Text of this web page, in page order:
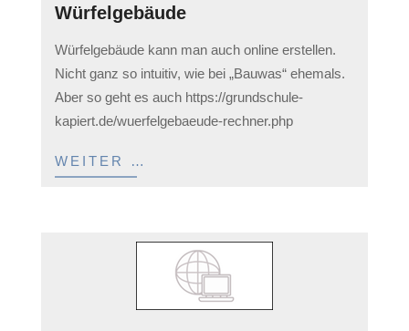
Würfelgebäude
03-
11
Würfelgebäude kann man auch online erstellen.
Nicht ganz so intuitiv, wie bei „Bauwas“ ehemals.
Aber so geht es auch https://grundschule-
kapiert.de/wuerfelgebaeude-rechner.php
WEITER …